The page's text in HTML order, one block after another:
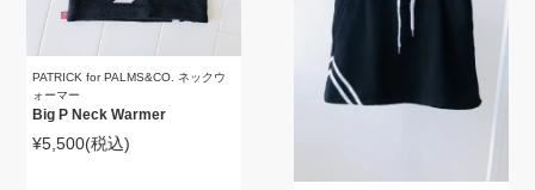
PATRICK for PALMS&CO. ネックウ
ォーマー
Big P Neck Warmer
¥5,500(税込)